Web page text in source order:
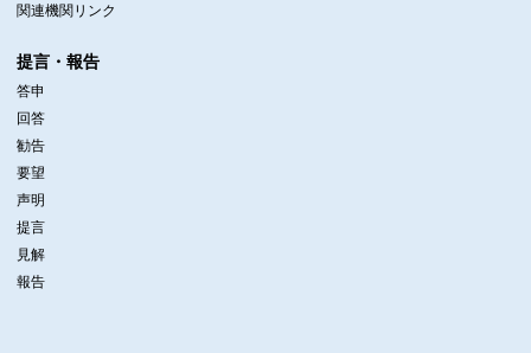
関連機関リンク
提言・報告
答申
回答
勧告
要望
声明
提言
見解
報告